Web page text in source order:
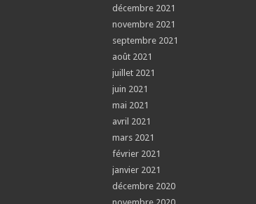
décembre 2021
novembre 2021
septembre 2021
août 2021
juillet 2021
juin 2021
mai 2021
avril 2021
mars 2021
février 2021
janvier 2021
décembre 2020